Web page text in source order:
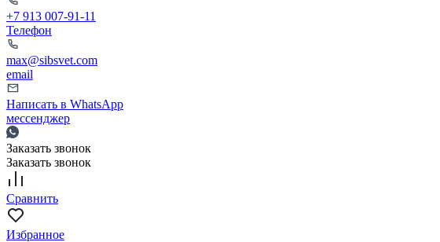
+7 913 007-91-11
Телефон
max@sibsvet.com
email
Написать в WhatsApp
мессенджер
Заказать звонок
Заказать звонок
Сравнить
Избранное